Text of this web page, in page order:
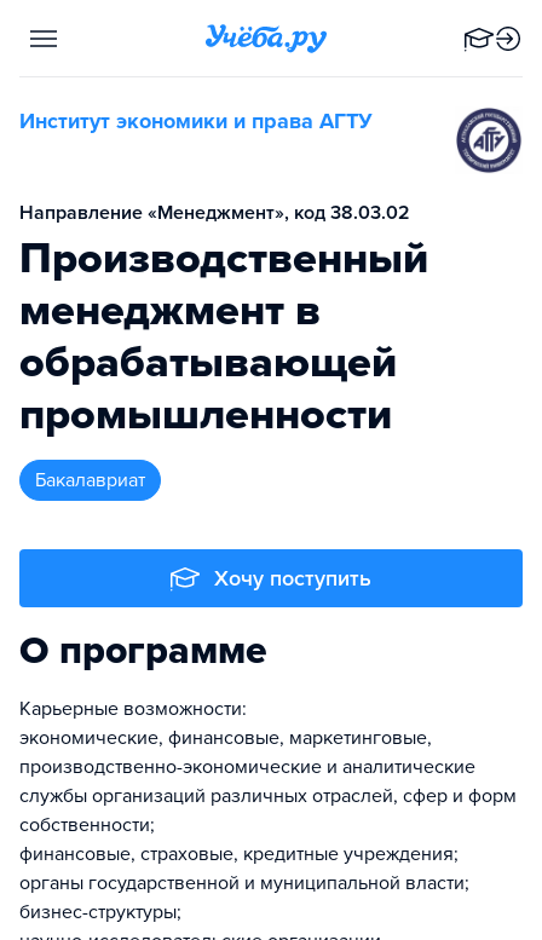
Институт экономики и права АГТУ
Направление «Менеджмент», код 38.03.02
Производственный
менеджмент в
обрабатывающей
промышленности
бакалавриат
Хочу поступить
О программе
Карьерные возможности:
экономические, финансовые, маркетинговые,
производственно-экономические и аналитические
службы организаций различных отраслей, сфер и форм
собственности;
финансовые, страховые, кредитные учреждения;
органы государственной и муниципальной власти;
бизнес-структуры;